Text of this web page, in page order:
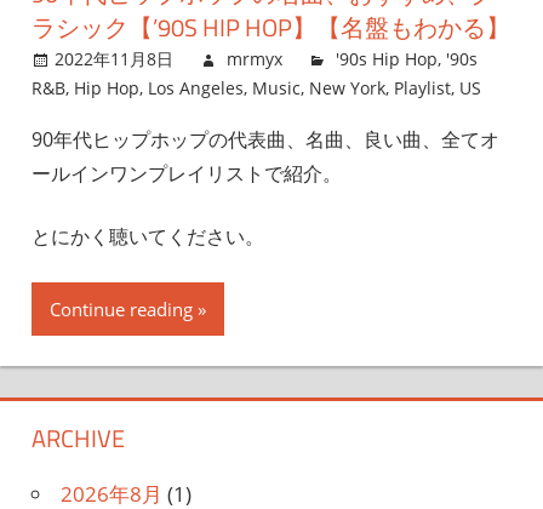
ラシック【’90S HIP HOP】【名盤もわかる】
2022年11月8日 mrmyx '90s Hip Hop, '90s
R&B, Hip Hop, Los Angeles, Music, New York, Playlist, US
90年代ヒップホップの代表曲、名曲、良い曲、全てオ
ールインワンプレイリストで紹介。
とにかく聴いてください。
Continue reading
ARCHIVE
2026年8月 (1)